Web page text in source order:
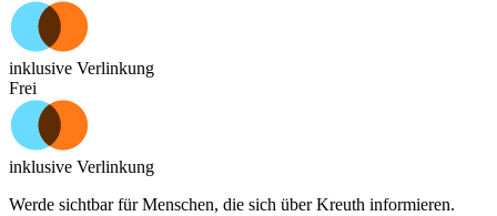
inklusive Verlinkung
Frei
inklusive Verlinkung
Werde sichtbar für Menschen, die sich überKreuth informieren.